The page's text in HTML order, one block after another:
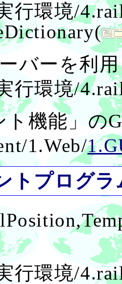
行環境/
バーを利
行環境/
ト機能」の
1.Web/
トプログ
行環境/